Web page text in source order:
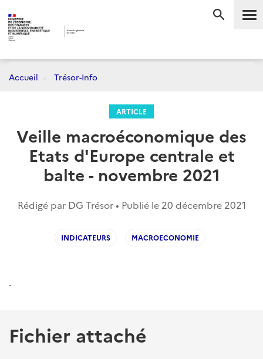
Accueil Trésor-Info
ARTICLE
Veille macroéconomique des
Etats d'Europe centrale et
balte - novembre 2021
Rédigé par DG Trésor • Publié le 20 décembre 2021
INDICATEURS MACROECONOMIE
.
Fichier attaché